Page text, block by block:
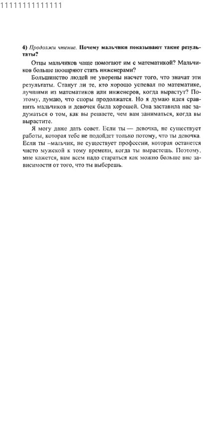
11111111111111